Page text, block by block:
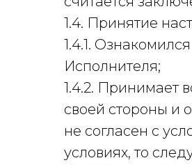
1.4. Принятие
1.4.1.
Исполнителя;
1.4.2. Принимает
своей стороны и
не согласен с
условиях, то